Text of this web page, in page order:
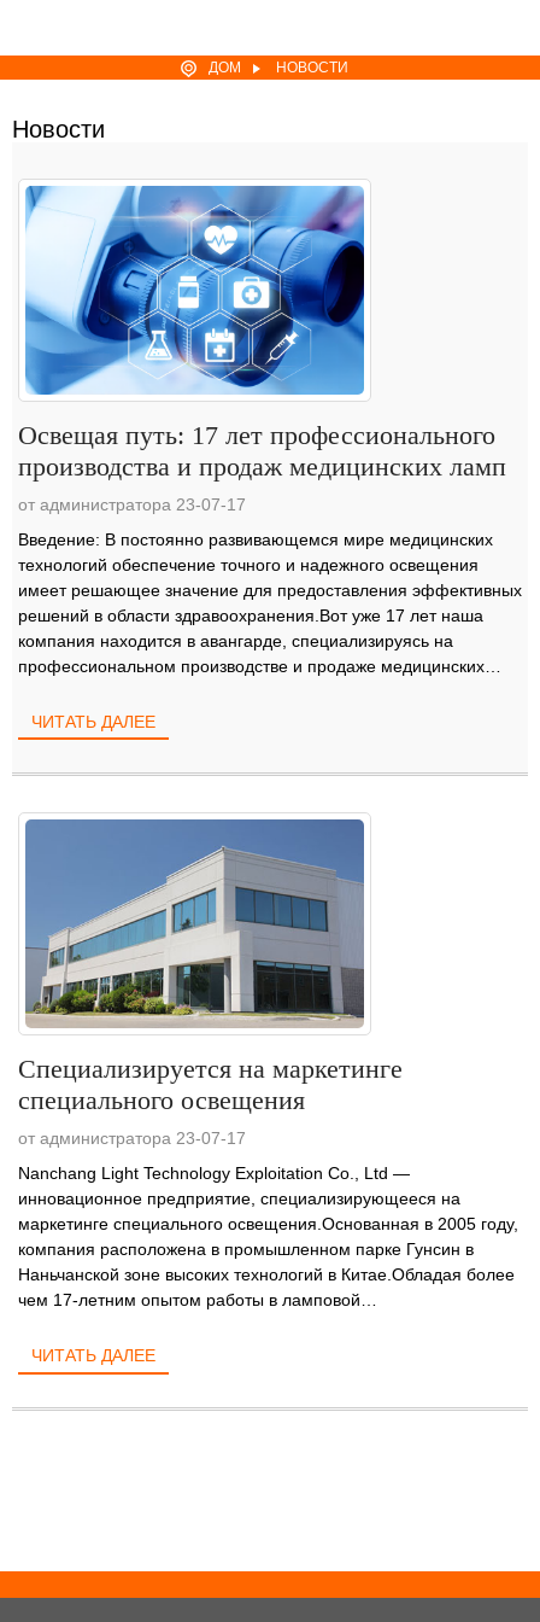
ДОМ НОВОСТИ
Новости
Освещая путь: 17 лет профессионального
производства и продаж медицинских ламп
от администратора 23-07-17
Введение: В постоянно развивающемся мире медицинских
технологий обеспечение точного и надежного освещения
имеет решающее значение для предоставления эффективных
решений в области здравоохранения.Вот уже 17 лет наша
компания находится в авангарде, специализируясь на
профессиональном производстве и продаже медицинских
ЧИТАТЬ ДАЛЕЕ
Специализируется на маркетинге
специального освещения
от администратора 23-07-17
Nanchang Light Technology Exploitation Co., Ltd —
инновационное предприятие, специализирующееся на
маркетинге специального освещения.Основанная в 2005 году,
компания расположена в промышленном парке Гунсин в
Наньчанской зоне высоких технологий в Китае.Обладая более
чем 17-летним опытом работы в ламповой
ЧИТАТЬ ДАЛЕЕ